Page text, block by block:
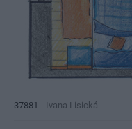
37881 Ivana Lisická